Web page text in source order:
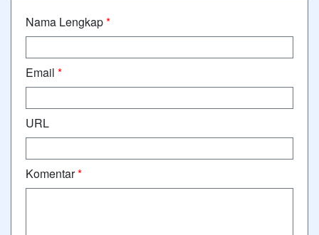
Nama Lengkap*
Email *
URL
Komentar*